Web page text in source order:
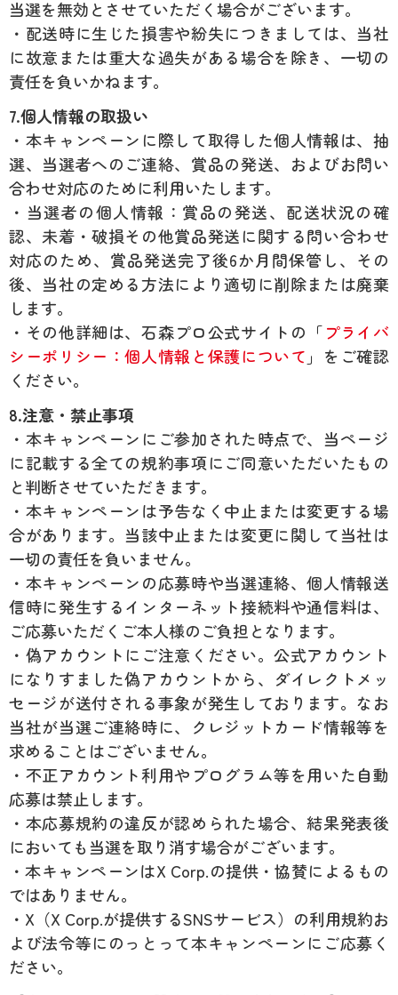
当選を無効とさせていただく場合がございます。
・配送時に生じた損害や紛失につきましては、当社
に故意または重大な過失がある場合を除き、一切の
責任を負いかねます。
7.個人情報の取扱い
・本キャンペーンに際して取得した個人情報は、抽
選、当選者へのご連絡、賞品の発送、およびお問い
合わせ対応のために利用いたします。
・当選者の個人情報：賞品の発送、配送状況の確
認、未着・破損その他賞品発送に関する問い合わせ
対応のため、賞品発送完了後6か月間保管し、その
後、当社の定める方法により適切に削除または廃棄
します。
・その他詳細は、石森プロ公式サイトの「プライバ
シーポリシー：個人情報と保護について 」をご確認
ください。
8.注意・禁止事項
・本キャンペーンにご参加された時点で、当ページ
に記載する全ての規約事項にご同意いただいたもの
と判断させていただきます。
・本キャンペーンは予告なく中止または変更する場
合があります。当該中止または変更に関して当社は
一切の責任を負いません。
・本キャンペーンの応募時や当選連絡、個人情報送
信時に発生するインターネット接続料や通信料は、
ご応募いただくご本人様のご負担となります。
・偽アカウントにご注意ください。公式アカウント
になりすました偽アカウントから、ダイレクトメッ
セージが送付される事象が発生しております。なお
当社が当選ご連絡時に、クレジットカード情報等を
求めることはございません。
・不正アカウント利用やプログラム等を用いた自動
応募は禁止します。
・本応募規約の違反が認められた場合、結果発表後
においても当選を取り消す場合がございます。
・本キャンペーンはX Corp.の提供・協賛によるもの
ではありません。
・X（X Corp.が提供するSNSサービス）の利用規約お
よび法令等にのっとって本キャンペーンにご応募く
ださい。